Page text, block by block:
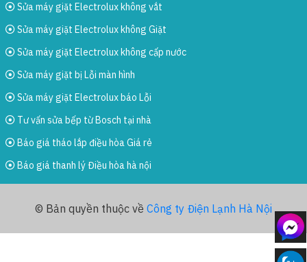
Sửa máy giặt Electrolux không vắt
Sửa máy giặt Electrolux không Giặt
Sửa máy giặt Electrolux không cấp nước
Sửa máy giặt bị Lỗi màn hình
Sửa máy giặt Electrolux báo Lỗi
Tư vấn sửa bếp từ Bosch tại nhà
Báo giá tháo lắp điều hòa Giá rẻ
Báo giá thanh lý Điều hòa hà nội
© Bản quyền thuộc về Công ty Điện Lạnh Hà Nội